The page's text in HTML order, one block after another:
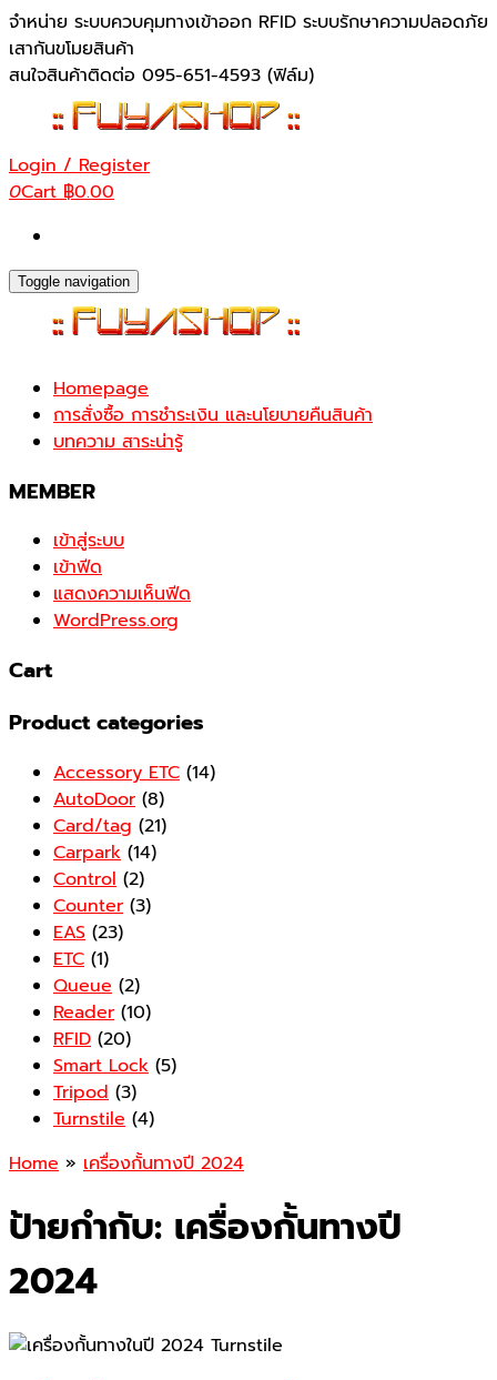
Skip
to
the
content
จำหน่าย ระบบควบคุมทางเข้าออก RFID ระบบรักษาความปลอดภัย
เสากันขโมยสินค้า
สนใจสินค้าติดต่อ 095-651-4593 (ฟิล์ม)
Login / Register
0Cart฿0.00
Toggle navigation
Homepage
การสั่งซื้อ การชำระเงิน และนโยบายคืนสินค้า
บทความ สาระน่ารู้
MEMBER
เข้าสู่ระบบ
เข้าฟีด
แสดงความเห็นฟีด
WordPress.org
Cart
Product categories
Accessory ETC (14)
AutoDoor (8)
Card/tag (21)
Carpark (14)
Control (2)
Counter (3)
EAS (23)
ETC (1)
Queue (2)
Reader (10)
RFID (20)
Smart Lock (5)
Tripod (3)
Turnstile (4)
Home » เครื่องกั้นทางปี 2024
ป้ายกำกับ: เครื่องกั้นทางปี
2024